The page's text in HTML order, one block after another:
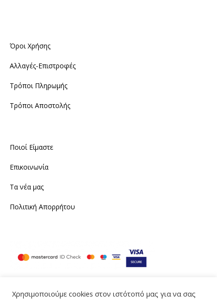
Όροι Χρήσης
Αλλαγές-Επιστροφές
Τρόποι Πληρωμής
Τρόποι Αποστολής
Ποιοί Είμαστε
Επικοινωνία
Τα νέα μας
Πολιτική Απορρήτου
Χρησιμοποιούμε cookies στον ιστότοπό μας για να σας